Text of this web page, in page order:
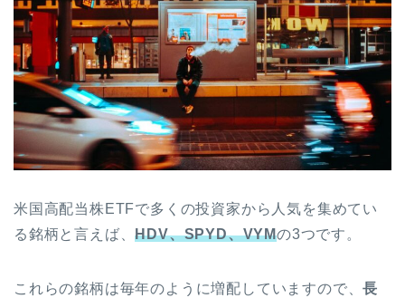
米国高配当株ETFで多くの投資家から人気を集めてい
る銘柄と言えば、HDV、SPYD、VYMの3つです。
これらの銘柄は毎年のように増配していますので、長